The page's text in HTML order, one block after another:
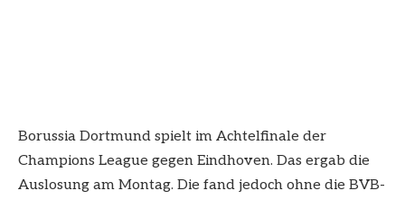
Borussia Dortmund spielt im Achtelfinale der
Champions League gegen Eindhoven. Das ergab die
Auslosung am Montag. Die fand jedoch ohne die BVB-